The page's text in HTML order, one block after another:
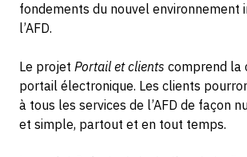
fondements du nouvel environnement
l’AFD.
Le projet Portail et clients comprend la
portail électronique. Les clients
à tous les services de l’AFD de façon
et simple, partout et en tout temps.